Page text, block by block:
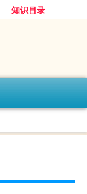
知识目录